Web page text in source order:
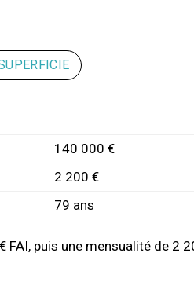
140 000 €
2 200 €
79 ans
puis une mensualité de 2